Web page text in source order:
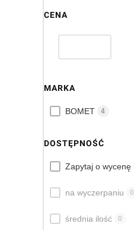
CENA
MARKA
MarkaBOMET 4
DOSTĘPNOŚĆ
DostępnośćZapytaj o wycenę
na wyczerpaniu 0
średnia ilość 0